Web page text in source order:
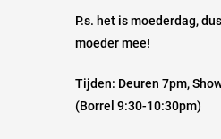
P.s. het is moederdag,
moeder mee!
Tijden: Deuren 7pm,
(Borrel 9:30-10:30pm)